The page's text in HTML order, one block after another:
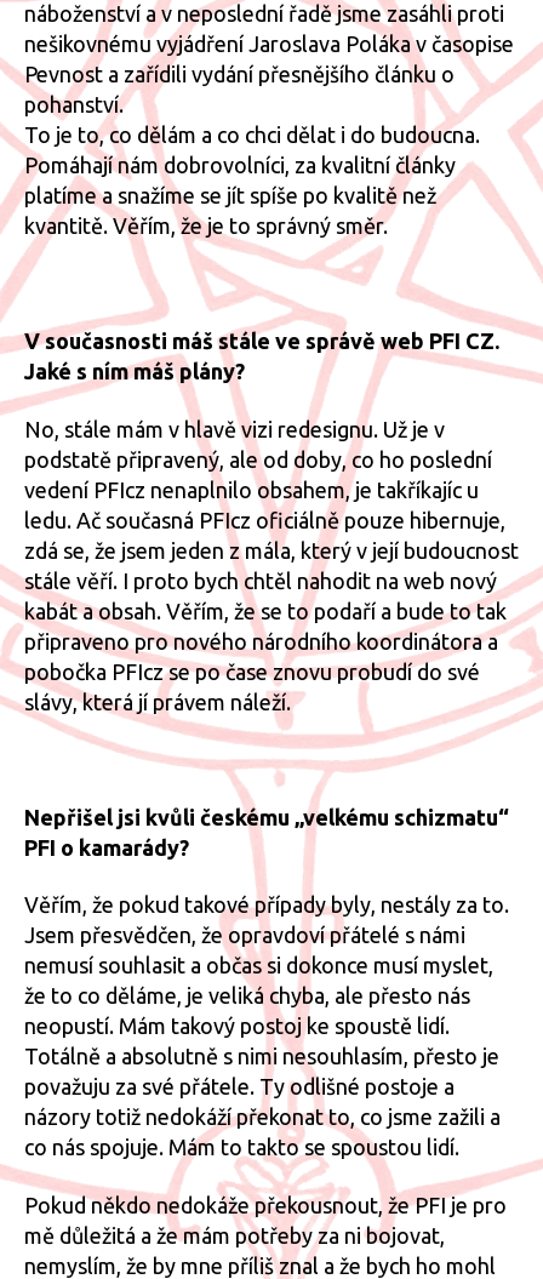
náboženství a v neposlední řadě jsme zasáhli proti
nešikovnému vyjádření Jaroslava Poláka v časopise
Pevnost a zařídili vydání přesnějšího článku o
pohanství.
To je to, co dělám a co chci dělat i do budoucna.
Pomáhají nám dobrovolníci, za kvalitní články
platíme a snažíme se jít spíše po kvalitě než
kvantitě. Věřím, že je to správný směr.
V současnosti máš stále ve správě web PFI CZ.
Jaké s ním máš plány?
No, stále mám v hlavě vizi redesignu. Už je v
podstatě připravený, ale od doby, co ho poslední
vedení PFIcz nenaplnilo obsahem, je takříkajíc u
ledu. Ač současná PFIcz oficiálně pouze hibernuje,
zdá se, že jsem jeden z mála, který v její budoucnost
stále věří. I proto bych chtěl nahodit na web nový
kabát a obsah. Věřím, že se to podaří a bude to tak
připraveno pro nového národního koordinátora a
pobočka PFIcz se po čase znovu probudí do své
slávy, která jí právem náleží.
Nepřišel jsi kvůli českému „velkému schizmatu“
PFI o kamarády?
Věřím, že pokud takové případy byly, nestály za to.
Jsem přesvědčen, že opravdoví přátelé s námi
nemusí souhlasit a občas si dokonce musí myslet,
že to co děláme, je veliká chyba, ale přesto nás
neopustí. Mám takový postoj ke spoustě lidí.
Totálně a absolutně s nimi nesouhlasím, přesto je
považuju za své přátele. Ty odlišné postoje a
názory totiž nedokáží překonat to, co jsme zažili a
co nás spojuje. Mám to takto se spoustou lidí.
Pokud někdo nedokáže překousnout, že PFI je pro
mě důležitá a že mám potřeby za ni bojovat,
nemyslím, že by mne příliš znal a že bych ho mohl